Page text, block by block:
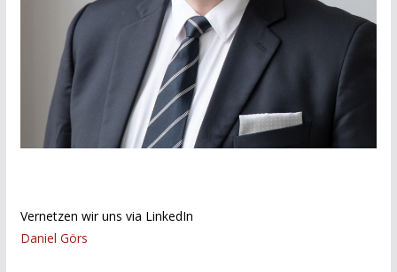
Vernetzen wir uns via LinkedIn
Daniel Görs